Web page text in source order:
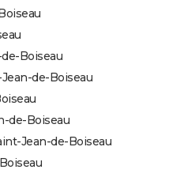
Boiseau
de-Boiseau
de-Boiseau
Jean-de-Boiseau